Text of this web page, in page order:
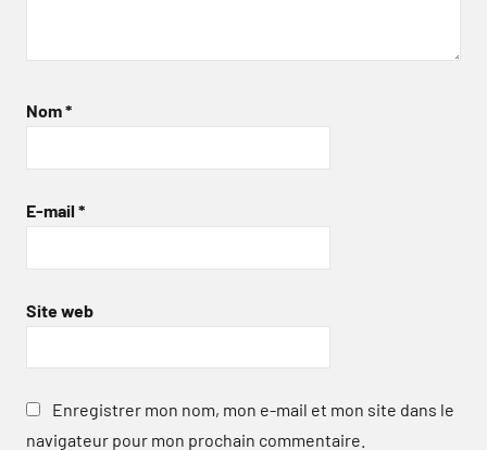
Nom*
E-mail *
Site web
Enregistrer mon nom, mon e-mail et mon site dans le
navigateur pour mon prochain commentaire.